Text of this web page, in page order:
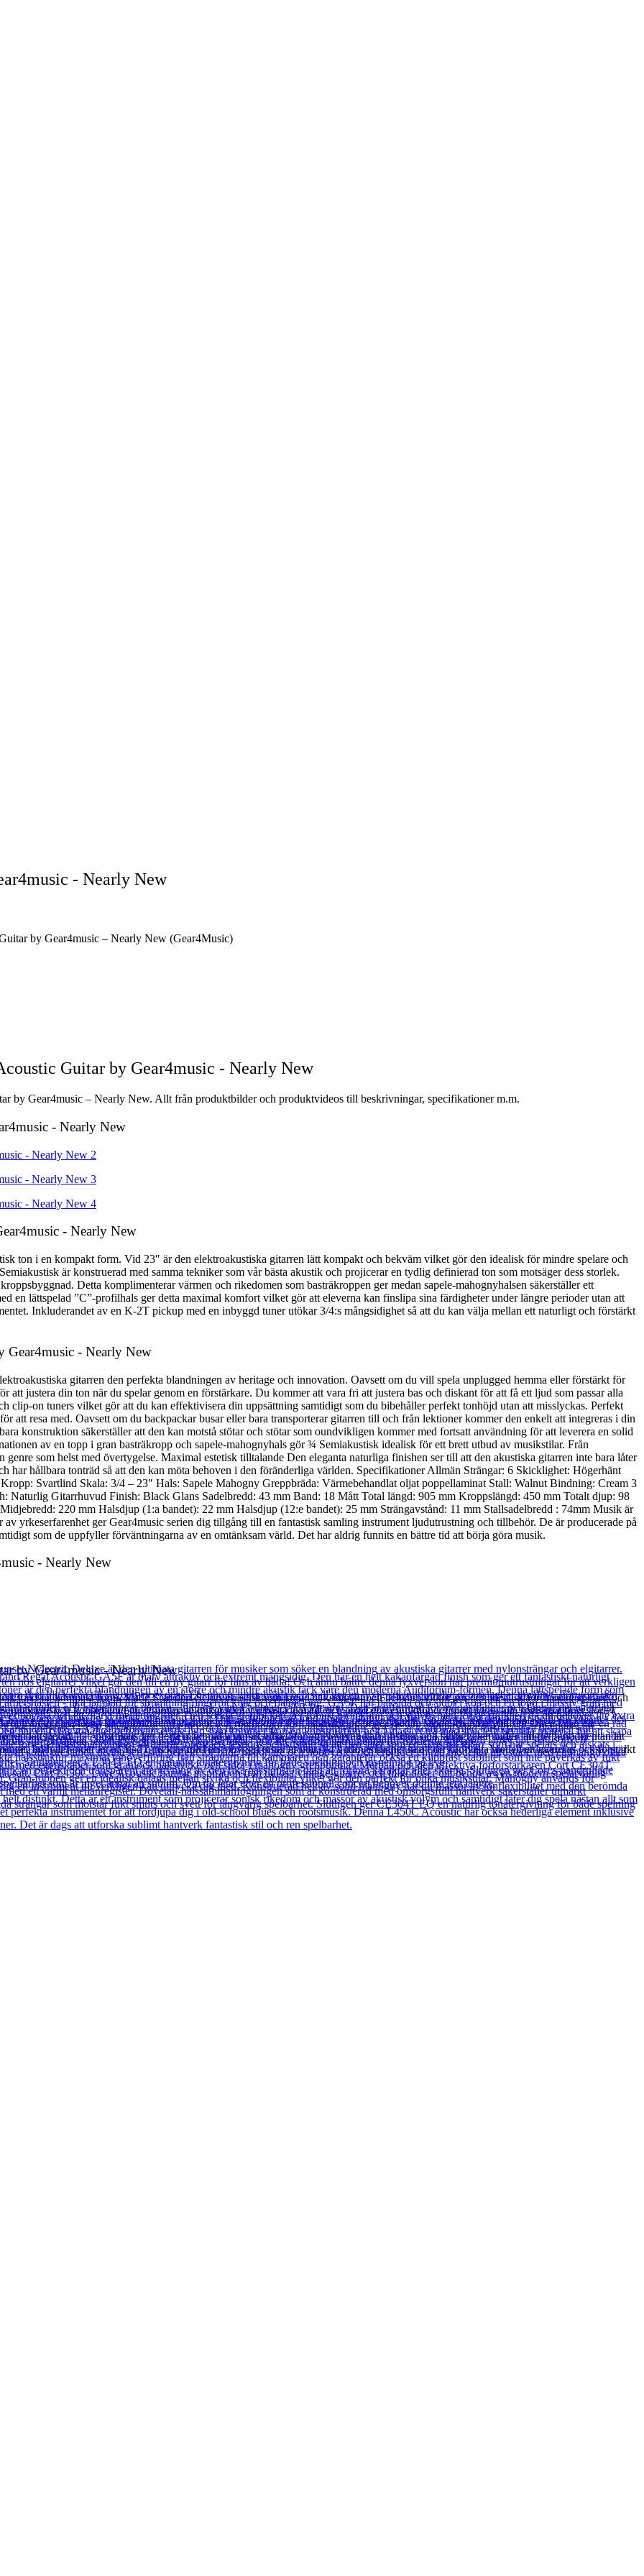
- Nearly New
by Gear4music – Nearly New (Gear4Music)
Guitar by Gear4music - Nearly New
by Gear4music – Nearly New. Allt från produktbilder och produktvideos till beskrivningar, specifikationer m.m.
- Nearly New
- Nearly New
ton i en kompakt form. Vid 23″ är den elektroakustiska gitarren lätt kompakt och bekväm vilket gör den idealisk för mindre spelare och
är konstruerad med samma tekniker som vår bästa akustik och projicerar en tydlig definierad ton som motsäger dess storlek.
Detta komplimenterar värmen och rikedomen som basträkroppen ger medan sapele-mahognyhalsen säkerställer ett
en lättspelad ”C”-profilhals ger detta maximal komfort vilket gör att eleverna kan finslipa sina färdigheter under längre perioder utan att
Inkluderandet av en K-2T pickup med en inbyggd tuner utökar 3/4:s mångsidighet så att du kan välja mellan ett naturligt och förstärkt
Gear4music - Nearly New
gitarren den perfekta blandningen av heritage och innovation. Oavsett om du vill spela unplugged hemma eller förstärkt för
justera din ton när du spelar genom en förstärkare. Du kommer att vara fri att justera bas och diskant för att få ett ljud som passar alla
clip-on tuners vilket gör att du kan effektivisera din uppsättning samtidigt som du bibehåller perfekt tonhöjd utan att misslyckas. Perfekt
att resa med. Oavsett om du backpackar busar eller bara transporterar gitarren till och från lektioner kommer den enkelt att integreras i din
konstruktion säkerställer att den kan motstå stötar och stötar som oundvikligen kommer med fortsatt användning för att leverera en solid
av en topp i gran basträkropp och sapele-mahognyhals gör ¾ Semiakustisk idealisk för ett brett utbud av musikstilar. Från
som helst med övertygelse. Maximal estetisk tilltalande Den eleganta naturliga finishen ser till att den akustiska gitarren inte bara låter
har hållbara tonträd så att den kan möta behoven i den föränderliga världen. Specifikationer Allmän Strängar: 6 Skicklighet: Högerhänt
Svartlind Skala: 3/4 – 23″ Hals: Sapele Mahogny Greppbräda: Värmebehandlat oljat poppellaminat Stall: Walnut Bindning: Cream 3
Naturlig Gitarrhuvud Finish: Black Glans Sadelbredd: 43 mm Band: 18 Mått Total längd: 905 mm Kroppslängd: 450 mm Totalt djup: 98
220 mm Halsdjup (1:a bandet): 22 mm Halsdjup (12:e bandet): 25 mm Strängavstånd: 11 mm Stallsadelbredd : 74mm Musik är
yrkeserfarenhet ger Gear4music serien dig tillgång till en fantastisk samling instrument ljudutrustning och tillbehör. De är producerade på
som de uppfyller förväntningarna av en omtänksam värld. Det har aldrig funnits en bättre tid att börja göra musik.
- Nearly New
by Gear4music - Nearly New
ton i en kompakt form. Vid 23″ är den elektroakustiska gitarren lätt kompakt och bekväm vilket gör den idealisk för mindre spelare och
är konstruerad med samma tekniker som vår bästa akustik och projicerar en tydlig definierad ton som motsäger dess storlek.
Detta komplimenterar värmen och rikedomen som basträkroppen ger medan sapele-mahognyhalsen säkerställer ett
en lättspelad ”C”-profilhals ger detta maximal komfort vilket gör att eleverna kan finslipa sina färdigheter under längre perioder utan att
Inkluderandet av en K-2T pickup med en inbyggd tuner utökar 3/4:s mångsidighet så att du kan välja mellan ett naturligt och förstärkt